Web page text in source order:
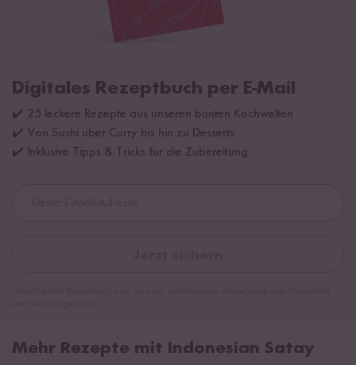
Digitales Rezeptbuch per E-Mail
✔️ 25 leckere Rezepte aus unseren bunten Kochwelten
✔️ Von Sushi über Curry bis hin zu Desserts
✔️ Inklusive Tipps & Tricks für die Zubereitung
Mehr Rezepte mit Indonesian Satay